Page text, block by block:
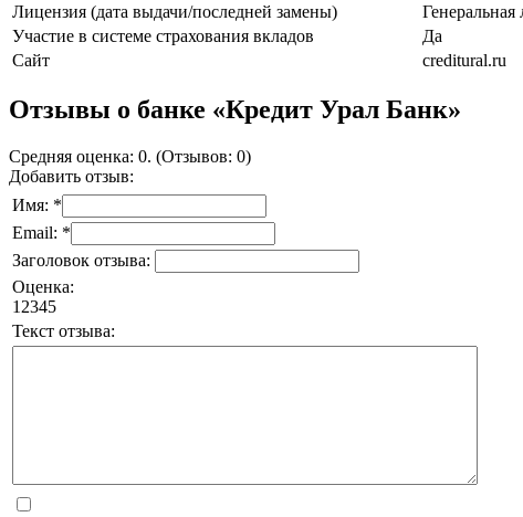
Лицензия (дата выдачи/последней замены)
Участие в системе страхования вкладов
Да
Сайт
creditural.ru
Отзывы о банке «Кредит Урал Банк»
Средняя оценка: 0. (Отзывов: 0)
Добавить отзыв:
Имя: *
Email: *
Заголовок отзыва:
Оценка:
1 2345
Текст отзыва: